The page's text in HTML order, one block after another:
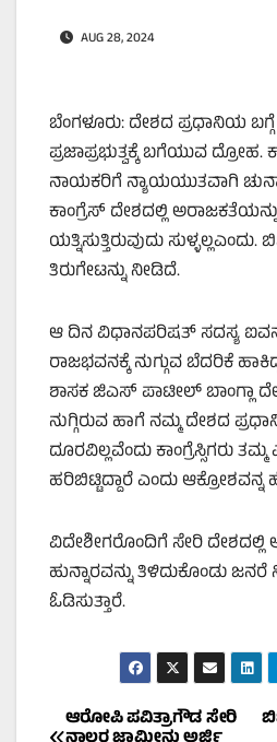
AUG 28, 2024
ಬೆಂಗಳೂರು: ದೇಶದ ಪ್ರಧಾನಿಯ
ಪ್ರಜಾಪ್ರಭುತ್ವಕ್ಕೆ ಬಗೆಯುವ ದ್ರೋಹ.
ನಾಯಕರಿಗೆ ನ್ಯಾಯಯುತವಾಗಿ
ಕಾಂಗ್ರೆಸ್‌ ದೇಶದಲ್ಲಿ
ಯತ್ನಿಸುತ್ತಿರುವುದು
ತಿರುಗೇಟನ್ನು ನೀಡಿದೆ.
ಆ ದಿನ ವಿಧಾನಪರಿಷತ್‌ ಸದಸ್ಯ
ರಾಜಭವನಕ್ಕೆ ನುಗ್ಗುವ ಬೆದರಿಕೆ
ಶಾಸಕ ಜಿಎಸ್‌ ಪಾಟೀಲ್‌ ಬಾಂಗ್ಲಾ
ನುಗ್ಗಿರುವ ಹಾಗೆ ನಮ್ಮ ದೇಶದ
ದೂರವಿಲ್ಲವೆಂದು ಕಾಂಗ್ರೆಸ್ಸಿಗರು
ಹರಿಬಿಟ್ಟಿದ್ದಾರೆ ಎಂದು ಆಕ್ರೋಶವನ್ನ
ವಿದೇಶೀಗರೊಂದಿಗೆ ಸೇರಿ ದೇಶದಲ್ಲಿ
ಹುನ್ನಾರವನ್ನು ತಿಳಿದುಕೊಂಡು
ಓಡಿಸುತ್ತಾರೆ.
Post
ಆರೋಪಿ ಪವಿತ್ರಾಗೌಡ ಸೇರಿ